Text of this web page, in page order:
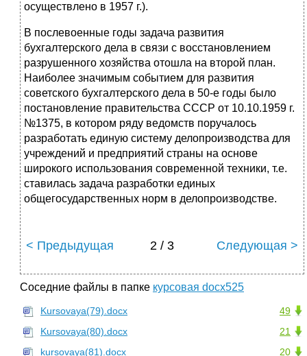
осуществлено в 1957 г.).
В послевоенные годы задача развития
бухгалтерского дела в связи с восстановлением
разрушенного хозяйства отошла на вто­рой план.
Наиболее значимым событием для развития
советско­го бухгалтерского дела в 50-е годы было
постановление прави­тельства СССР от 10.10.1959 г.
№1375, в котором ряду ведомств поручалось
разработать единую систему делопроизводства для
учреждений и предприятий страны на основе
широкого использо­вания современной техники, т.е.
ставилась задача разработки еди­ных
общегосударственных норм в делопроизводстве.
< Предыдущая 2 / 3 Следующая >
Соседние файлы в папке курсовая docx525
49
Kursovaya(79).docx
21
Kursovaya(80).docx
20
kursovaya(81).docx